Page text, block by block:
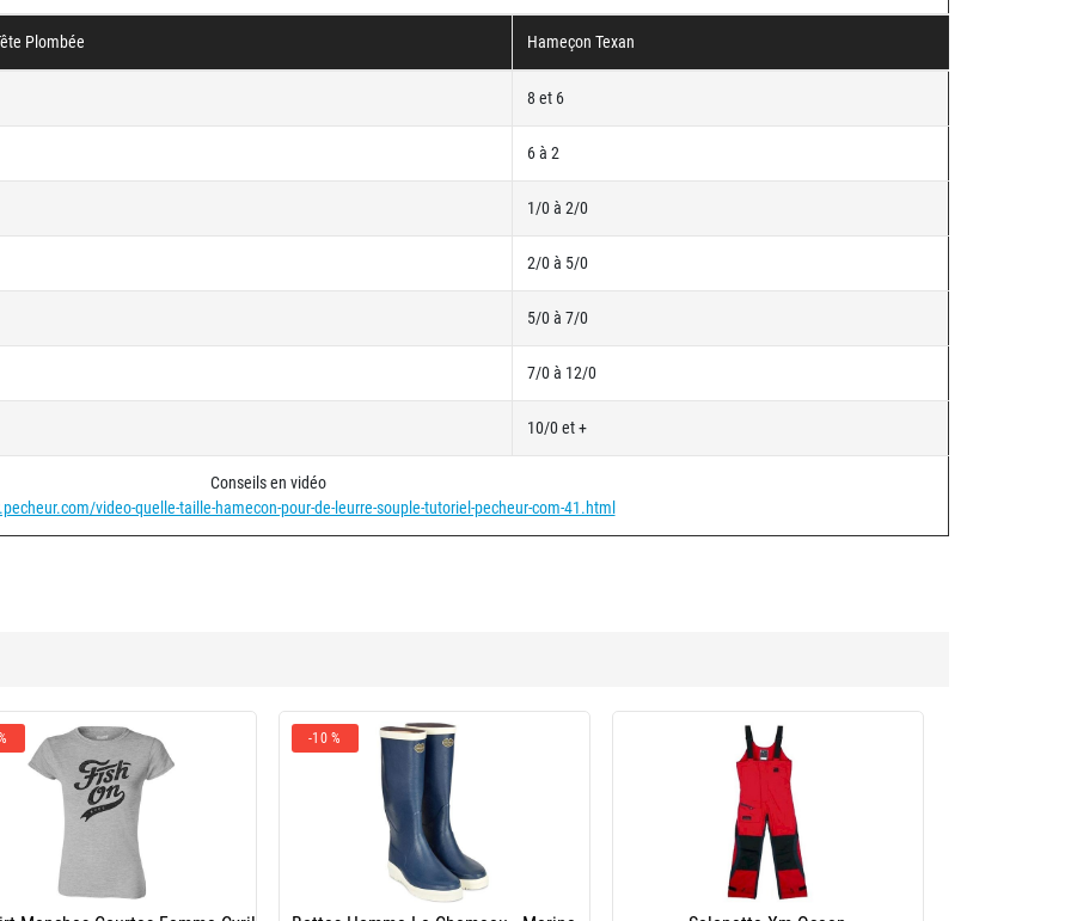
Plombée Hameçon Texan
8 et 6
6 à 2
1/0 à 2/0
2/0 à 5/0
5/0 à 7/0
7/0 à 12/0
10/0 et +
Conseils en vidéo
video-quelle-taille-hamecon-pour-de-leurre-souple-tutoriel-pecheur-com-41.html
-10 %